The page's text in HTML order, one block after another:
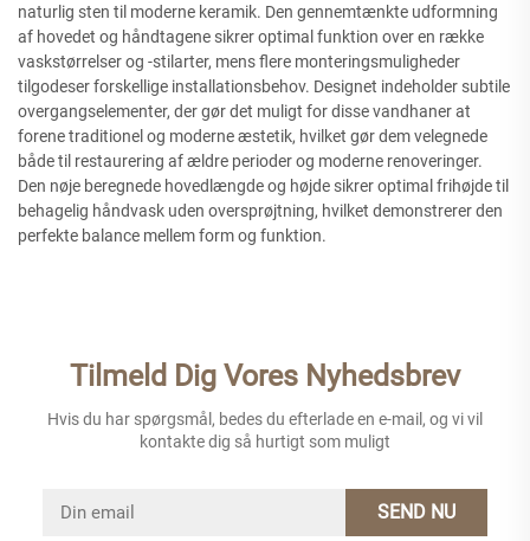
naturlig sten til moderne keramik. Den gennemtænkte udformning
af hovedet og håndtagene sikrer optimal funktion over en række
vaskstørrelser og -stilarter, mens flere monteringsmuligheder
tilgodeser forskellige installationsbehov. Designet indeholder subtile
overgangselementer, der gør det muligt for disse vandhaner at
forene traditionel og moderne æstetik, hvilket gør dem velegnede
både til restaurering af ældre perioder og moderne renoveringer.
Den nøje beregnede hovedlængde og højde sikrer optimal frihøjde til
behagelig håndvask uden oversprøjtning, hvilket demonstrerer den
perfekte balance mellem form og funktion.
Tilmeld Dig Vores Nyhedsbrev
Hvis du har spørgsmål, bedes du efterlade en e-mail, og vi vil
kontakte dig så hurtigt som muligt
SEND NU